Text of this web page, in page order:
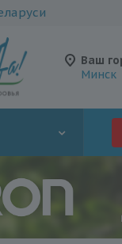
Ваш
Минск